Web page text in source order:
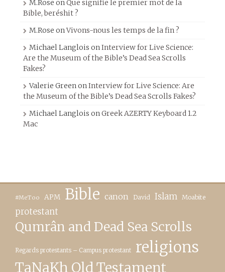
M.Rose onQue signifie le premier mot de la
Bible, beréshit ?
M.Rose onVivons-nous les temps de la fin ?
Michael Langlois onInterview for Live Science:
Are the Museum of the Bible’s Dead Sea Scrolls
Fakes?
Valerie GreenonInterview for Live Science: Are
the Museum of the Bible’s Dead Sea Scrolls Fakes?
Michael Langlois onGreek AZERTY Keyboard 1.2
Mac
#MeToo APM Bible canon David Islam Moabite
protestant
Qumrân and Dead Sea Scrolls
Regards protestants – Campus protestant religions
TaNaKh Old Testament